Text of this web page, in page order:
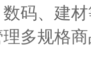
码、建
多规格